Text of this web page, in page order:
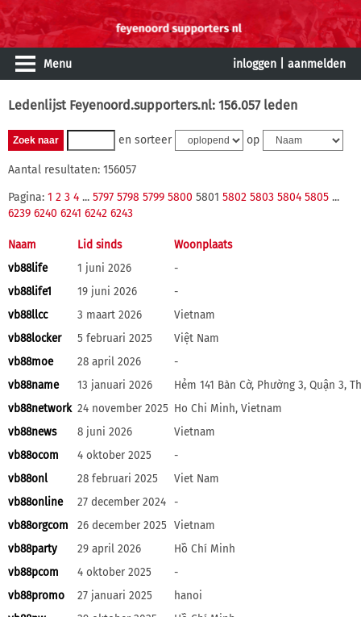
Menu inloggen aanmelden
Ledenlijst Feyenoord.supporters.nl: 156.057 leden
en sorteer op
Aantal resultaten: 156057
Pagina: 1 2 3 4 ... 5797 5798 5799 5800 5801 5802 5803 5804 5805 ...
6239 6240 6241 6242 6243
Naam Lid sinds
Woonplaats
vb88life
1 juni 2026
-
vb88life1
19 juni 2026
-
vb88llcc
3 maart 2026
Vietnam
vb88locker
5 februari 2025
Việt Nam
vb88moe
28 april 2026
-
vb88name
13 januari 2026
Hẻm 141 Bàn Cờ, Phường 3, Quận 3,
vb88network 24 november 2025 Ho Chi Minh, Vietnam
vb88news
8 juni 2026
Vietnam
vb88ocom
4 oktober 2025
-
vb88onl
28 februari 2025
Viet Nam
vb88online
27 december 2024 -
vb88orgcom
26 december 2025 Vietnam
vb88party
29 april 2026
Hồ Chí Minh
vb88pcom
4 oktober 2025
-
vb88promo
27 januari 2025
hanoi